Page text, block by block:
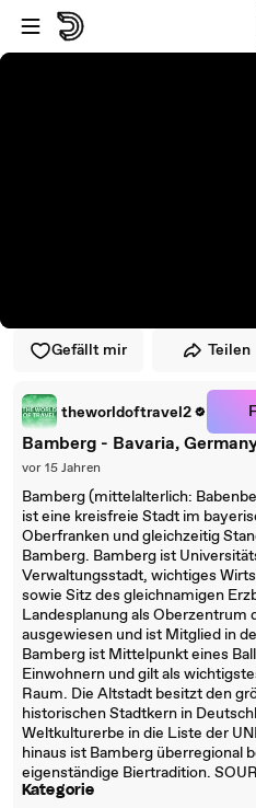
Zum Player springen
Zum Hauptinhalt springen
Gefällt mir Teilen
theworldoftravel2
Bamberg - Bavaria,
vor 15 Jahren
Bamberg (mittelalterlich:
ist eine kreisfreie Stadt im
Oberfranken und gleichzeitig
Bamberg. Bamberg ist
Verwaltungsstadt, wichtiges
sowie Sitz des gleichnamigen
Landesplanung als Oberzentrum
ausgewiesen und ist Mitglied in
Bamberg ist Mittelpunkt eines
Einwohnern und gilt als
Raum. Die Altstadt besitzt den
historischen Stadtkern in
Weltkulturerbe in die Liste der
hinaus ist Bamberg überregional
eigenständige Biertradition.
Kategorie